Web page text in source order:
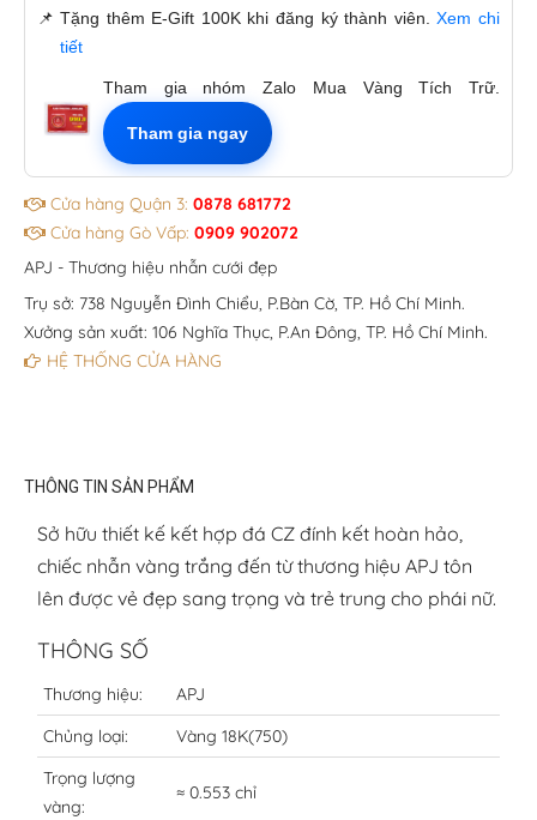
📌 Tặng thêm E-Gift 100K khi đăng ký thành viên.Xem chi
tiết
Tham gia nhóm Zalo Mua Vàng Tích Trữ.
Tham gia ngay
Cửa hàng Quận 3: 0878 681772
Cửa hàng Gò Vấp: 0909 902072
APJ - Thương hiệu nhẫn cưới đẹp
Trụ sở: 738 Nguyễn Đình Chiểu, P.Bàn Cờ, TP. Hồ Chí Minh.
Xưởng sản xuất: 106 Nghĩa Thục, P.An Đông, TP. Hồ Chí Minh.
HỆ THỐNG CỬA HÀNG
THÔNG TIN SẢN PHẨM
Sở hữu thiết kế kết hợp đá CZ đính kết hoàn hảo,
chiếc nhẫn vàng trắng đến từ thương hiệu APJ tôn
lên được vẻ đẹp sang trọng và trẻ trung cho phái nữ.
THÔNG SỐ
Thương hiệu:
APJ
Chủng loại:
Vàng 18K(750)
Trọng lượng
vàng:
≈ 0.553 chỉ